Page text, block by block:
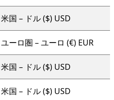
米国 – ドル ($) USD
ユーロ圏 – ユーロ (€) EUR
米国 – ドル ($) USD
米国 – ドル ($) USD